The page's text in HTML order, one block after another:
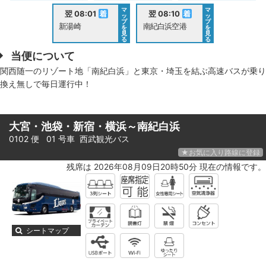
翌 08:01
新湯崎
マ
ッ
プ
を
見
る
翌 08:10
南紀白浜空港
マ
ッ
プ
を
見
る
当便について
関西随一のリゾート地「南紀白浜」と東京・埼玉を結ぶ高速バスが乗り
換え無しで毎日運行中！
大宮・池袋・新宿・横浜～南紀白浜
0102 便 01 号車 西武観光バス
★お気に入り路線に登録
残席は 2026年08月09日20時50分 現在の情報です。
シートマップ